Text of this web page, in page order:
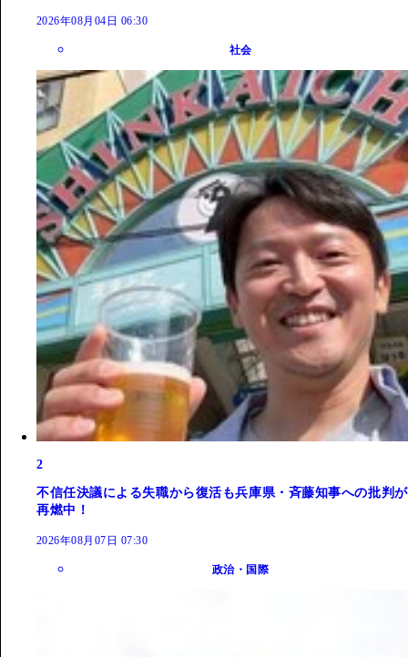
2026年08月04日 06:30
社会
2
不信任決議による失職から復活も兵庫県・斉藤知事への批判が
再燃中！
2026年08月07日 07:30
政治・国際